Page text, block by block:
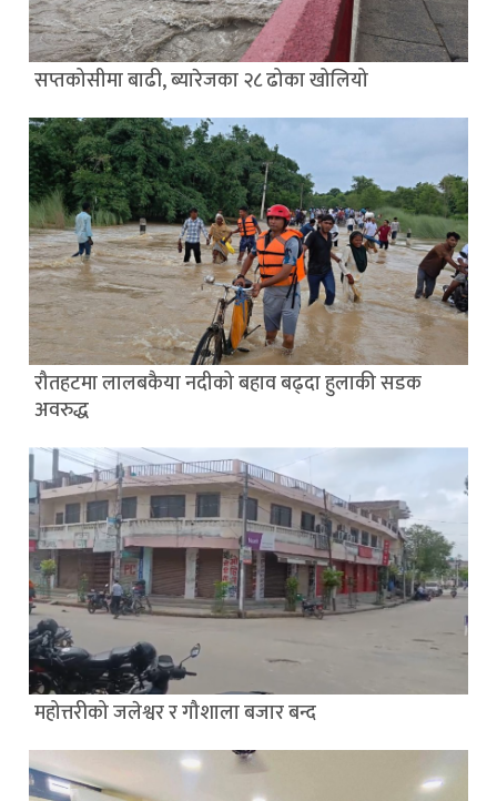
सप्तकोसीमा बाढी, ब्यारेजका २८ ढोका खोलियो
रौतहटमा लालबकैया नदीको बहाव बढ्दा हुलाकी सडक
अवरुद्ध
महोत्तरीको जलेश्वर र गौशाला बजार बन्द